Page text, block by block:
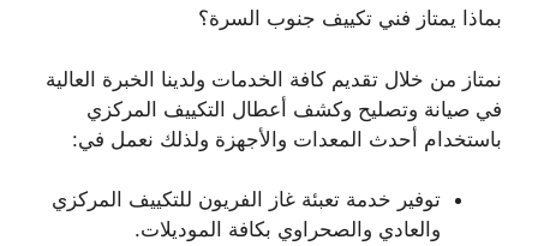
بماذا يمتاز فني تكييف جنوب السرة؟
نمتاز من خلال تقديم كافة الخدمات ولدينا الخبرة العالية
في صيانة وتصليح وكشف أعطال التكييف المركزي
باستخدام أحدث المعدات والأجهزة ولذلك نعمل في:
توفير خدمة تعبئة غاز الفريون للتكييف المركزي
والعادي والصحراوي بكافة الموديلات.